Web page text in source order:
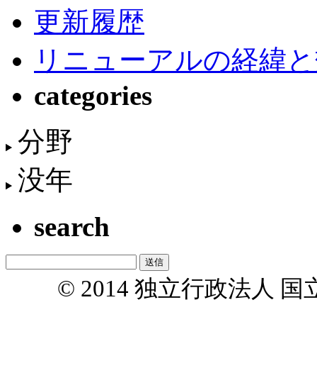
更新履歴
リニューアルの経緯
categories
分野
没年
search
© 2014 独立行政法人 国